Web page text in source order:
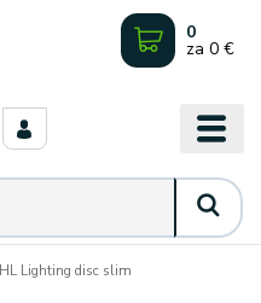
0
za 0 €
Lighting disc slim